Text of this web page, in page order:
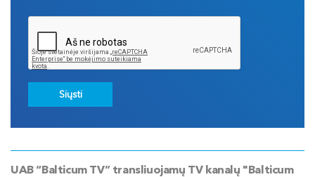
Siųsti
UAB “Balticum TV” transliuojamų TV kanalų "Balticum